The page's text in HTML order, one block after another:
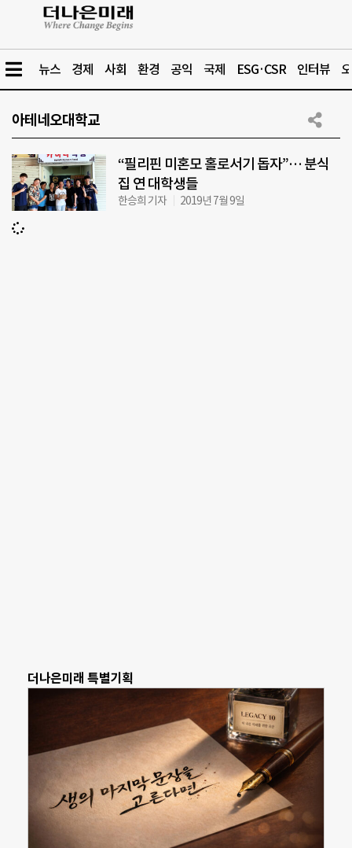
뉴스 경제 사회 환경 공익 국제 ESG·CSR 인터뷰
아테네오대학교
“필리핀 미혼모 홀로서기 돕자”… 분식
집 연 대학생들
한승희 기자 2019년 7월 9일
더나은미래 특별기획